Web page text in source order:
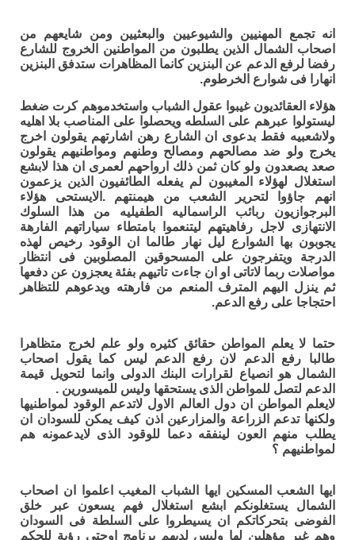
انه تجمع المهنيين والشيوعيين والبعثيين ومن شايعهم من
اصحاب الشمال الذين يطلبون من المواطنين الخروج للشارع
رفضا لرفع الدعم عن البنزين كانما المظاهرات ستدفق البنزين
انهارا فى شوارع الخرطوم.
هؤلاء العقائديون غيبوا عقول الشباب واستخدموهم كرت ضغط
ليستولوا عبرهم على السلطه ويحصلوا على المناصب بلا اهليه
ولاشعبيه فقط بدعوى ان الشارع رهن اشارتهم يقولون اخرج
يخرج ولو ضد مصالحهم ومصالح وطنهم ومواطنيهم يقولون
صعد يصعدون ولو كان ثمن ذلك ارواحهم لعمرى ان هذا لابشع
استغلال لهؤلاء المغيبون لم يفعله الطائفيون الذين يزعمون
انهم جاؤوا لتحرير الشعب من هيمنتهم .الايستحى هؤلاء
البرجوازيون ربائب الراسماليه الطفيليه من هذا السلوك
الانتهازى لاجل رفاهيتهم ليتنعموا بامتطاء سياراتهم الفارهة
يجوبون بها الشوارع ليل نهار طالما ان الوقود رخيص لهذه
الدرجة ويتفرجون على المسحوقين المصلوبين فى انتظار
مواصلات ربما لاتاتى او ان جاءت تاتيهم بفئة يعجزون عن دفعها
ثم ينزل اليهم المترف المنعم من فارهته ويدعوهم للتظاهر
احتجاجا على رفع الدعم.
حتما لا يعلم المواطن حقائق كثيره ولو علم لخرج متظاهرا
طالبا رفع الدعم لان رفع الدعم ليس كما يقول اصحاب
الشمال هو انصياع لقرارات البنك الدولى وانما لتحويل قيمة
الدعم لتصل للمواطن الذى يستحقها وليس للميسورين .
لايعلم المواطن ان دول العالم الاول لاتدعم الوقود لمواطنيها
ولكنها تدعم الزراعة والمزارعين اذن كيف يمكن للسودان ان
يطلب منهم العون لينفقه دعما للوقود الذى لايدعمونه هم
لمواطنيهم ؟
ايها الشعب المسكين ايها الشباب المغيب اعلموا ان اصحاب
الشمال يستغلونكم ابشع استغلال فهم يسعون عبر خلق
الفوضى بتحركاتكم ان يسيطروا على السلطة فى السودان
وهم غير مؤهلين لها وليس لديهم برنامج اوحتى رؤية للحكم